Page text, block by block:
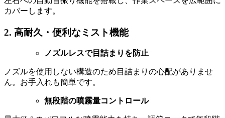
カバーします。
2. 高耐久・便利なミスト機能
ノズルレスで目詰まりを防止
ノズルを使用しない構造のため目詰まりの心配がありませ
ん。お手入れも簡単です。
無段階の噴霧量コントロール